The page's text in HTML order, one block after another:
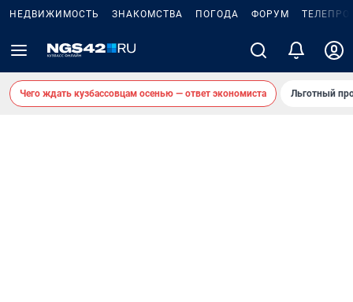
НЕДВИЖИМОСТЬ ЗНАКОМСТВА ПОГОДА ФОРУМ
Чего ждать кузбассовцам осенью — ответ экономиста Льготный